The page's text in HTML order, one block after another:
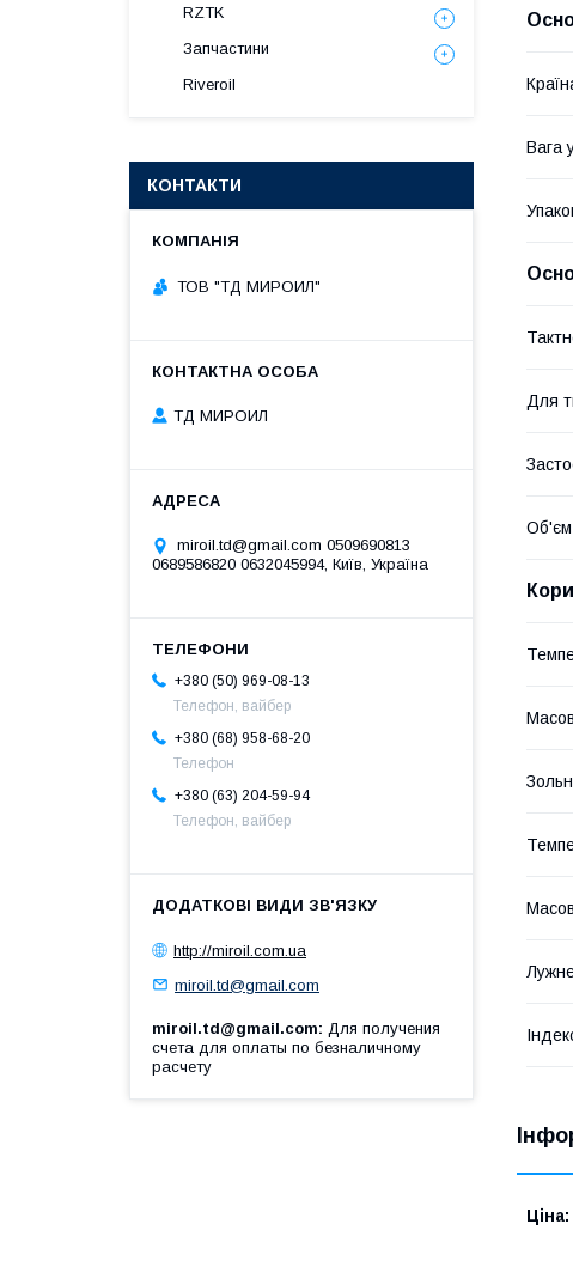
Вага
Для
Об'єм
Ціна:
RZTK
Запчастини
Riveroil
КОНТАКТИ
ТОВ "ТД МИРОИЛ"
ТД МИРОИЛ
miroil.td@gmail.com 0509690813
0689586820 0632045994, Київ, Україна
+380 (50) 969-08-13
Телефон, вайбер
+380 (68) 958-68-20
Телефон
+380 (63) 204-59-94
Телефон, вайбер
http://miroil.com.ua
miroil.td@gmail.com
miroil.td@gmail.com Для получения
счета для оплаты по безналичному
расчету